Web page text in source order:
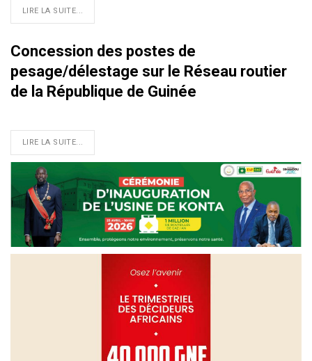
LIRE LA SUITE...
Concession des postes de
pesage/délestage sur le Réseau routier
de la République de Guinée
LIRE LA SUITE...